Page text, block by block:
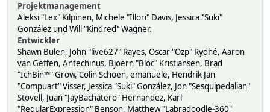
Projektmanagement
Aleksi "Lex" Kilpinen, Michele "Illori" Davis, Jessica "Suki"
González und Will "Kindred" Wagner.
Entwickler
Shawn Bulen, John "live627" Rayes, Oscar "Ozp" Rydhé, Aaron
van Geffen, Antechinus, Bjoern "Bloc" Kristiansen, Brad
"IchBin™" Grow, Colin Schoen, emanuele, Hendrik Jan
"Compuart" Visser, Jessica "Suki" González, Jon "Sesquipedalian"
Stovell, Juan "JayBachatero" Hernandez, Karl
"RegularExpression" Benson, Matthew "Labradoodle-360"